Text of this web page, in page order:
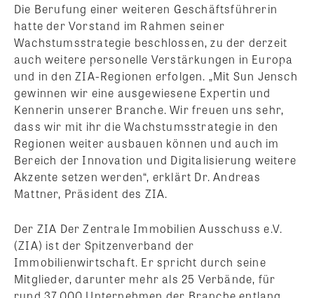
Die Berufung einer weiteren Geschäftsführerin
hatte der Vorstand im Rahmen seiner
Wachstumsstrategie beschlossen, zu der derzeit
auch weitere personelle Verstärkungen in Europa
und in den ZIA-Regionen erfolgen. „Mit Sun Jensch
gewinnen wir eine ausgewiesene Expertin und
Kennerin unserer Branche. Wir freuen uns sehr,
dass wir mit ihr die Wachstumsstrategie in den
Regionen weiter ausbauen können und auch im
Bereich der Innovation und Digitalisierung weitere
Akzente setzen werden“, erklärt Dr. Andreas
Mattner, Präsident des ZIA.
Der ZIA Der Zentrale Immobilien Ausschuss e.V.
(ZIA) ist der Spitzenverband der
Immobilienwirtschaft. Er spricht durch seine
Mitglieder, darunter mehr als 25 Verbände, für